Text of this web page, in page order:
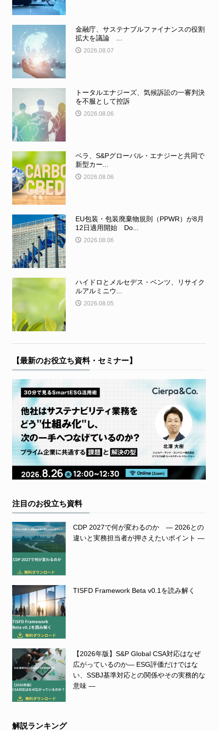
金融庁、サステナブルファイナンスの役割
拡大を議論 ...
2026.08.07
トータルエナジーズ、気候訴訟の一審判決
を不服として控訴
2026.08.06
ベラ、S&Pグローバル・エナジーと共同で
新型カー...
2026.08.06
EU包装・包装廃棄物規則（PPWR）が8月
12日適用開始 Do...
2026.08.06
ハイドロとメルセデス・ベンツ、リサイク
ルアルミニウ...
2026.08.05
【最新のお役立ち資料・セミナー】
注目のお役立ち資料
CDP 2027で何が変わるのか ― 2026との
違いと実務担当者が押さえたいポイント ―
TISFD Framework Beta v0.1を読み解く
【2026年版】S&P Global CSA対応はなぜ
広がっているのか― ESG評価だけではな
い、SSBJ基準対応との関係やその実務的な
意味 ―
解説ランキング